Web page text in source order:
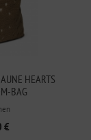
HEARTS
BAG
€